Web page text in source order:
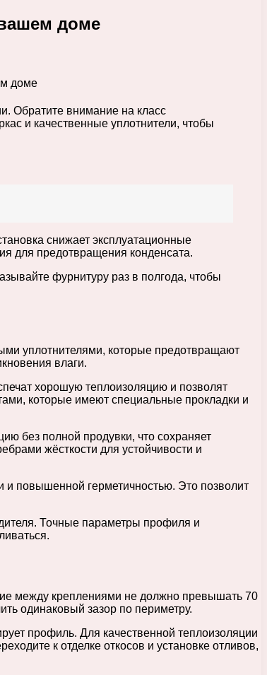
доме
Обратите внимание на класс
и качественные уплотнители, чтобы
снижает эксплуатационные
для предотвращения конденсата.
фурнитуру раз в полгода, чтобы
уплотнителями, которые предотвращают
влаги.
хорошую теплоизоляцию и позволят
которые имеют специальные прокладки и
без полной продувки, что сохраняет
жёсткости для устойчивости и
и повышенной герметичностью. Это позволит
Точные параметры профиля и
между креплениями не должно превышать 70
одинаковый зазор по периметру.
профиль. Для качественной теплоизоляции
к отделке откосов и установке отливов,